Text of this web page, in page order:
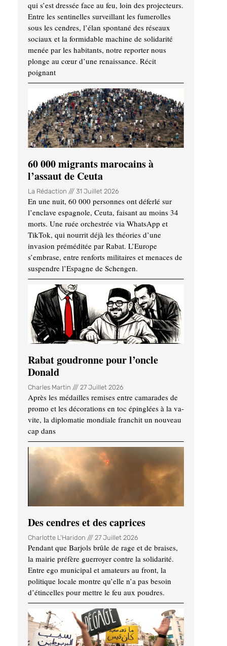
qui s’est dressée face au feu, loin des projecteurs.
Entre les sentinelles surveillant les fumerolles
sous les cendres, l’élan spontané des réseaux
sociaux et la formidable machine de solidarité
menée par les habitants, notre reporter nous
plonge au cœur d’une renaissance. Récit
poignant
60 000 migrants marocains à
l’assaut de Ceuta
La Rédaction 31 Juillet 2026
En une nuit, 60 000 personnes ont déferlé sur
l’enclave espagnole, Ceuta, faisant au moins 34
morts. Une ruée orchestrée via WhatsApp et
TikTok, qui nourrit déjà les théories d’une
invasion préméditée par Rabat. L’Europe
s’embrase, entre renforts militaires et menaces de
suspendre l’Espagne de Schengen.
Rabat goudronne pour l’oncle
Donald
Charles Martin 27 Juillet 2026
Après les médailles remises entre camarades de
promo et les décorations en toc épinglées à la va-
vite, la diplomatie mondiale franchit un nouveau
cap dans
Des cendres et des caprices
Charlotte L'Haridon 27 Juillet 2026
Pendant que Barjols brûle de rage et de braises,
la mairie préfère guerroyer contre la solidarité.
Entre ego municipal et amateurs au front, la
politique locale montre qu’elle n’a pas besoin
d’étincelles pour mettre le feu aux poudres.